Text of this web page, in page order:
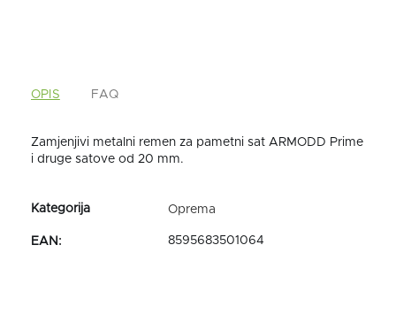
OPIS FAQ
Zamjenjivi metalni remen za pametni sat ARMODD Prime
i druge satove od 20 mm.
Oprema
EAN : 8595683501064